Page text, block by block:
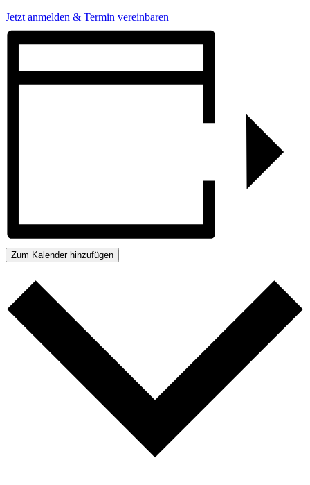
Jetzt anmelden & Termin vereinbaren
Zum Kalender hinzufügen